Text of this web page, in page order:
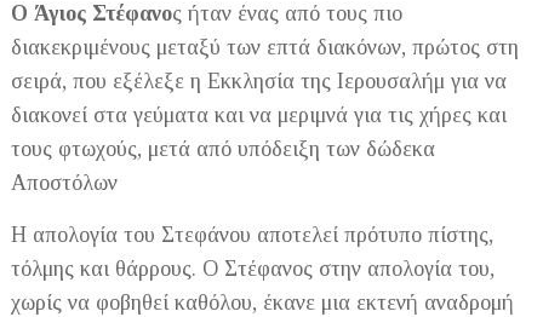
Ο Άγιος Στέφανος ήταν ένας από τους πιο
διακεκριμένους μεταξύ των επτά διακόνων, πρώτος στη
σειρά, που εξέλεξε η Εκκλησία της Ιερουσαλήμ για να
διακονεί στα γεύματα και να μεριμνά για τις χήρες και
τους φτωχούς, μετά από υπόδειξη των δώδεκα
Αποστόλων
Η απολογία του Στεφάνου αποτελεί πρότυπο πίστης,
τόλμης και θάρρους. Ο Στέφανος στην απολογία του,
χωρίς να φοβηθεί καθόλου, έκανε μια εκτενή αναδρομή